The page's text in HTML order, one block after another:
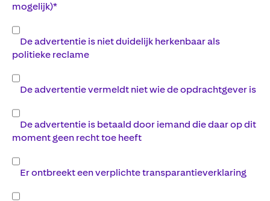
mogelijk)*
De advertentie is niet duidelijk herkenbaar als
politieke reclame
De advertentie vermeldt niet wie de opdrachtgever is
De advertentie is betaald door iemand die daar op dit
moment geen recht toe heeft
Er ontbreekt een verplichte transparantieverklaring